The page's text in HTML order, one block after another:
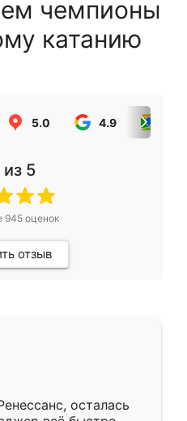
чемпионы
катанию
5.0 4.9
из 5
945оценок
отзыв
осталась